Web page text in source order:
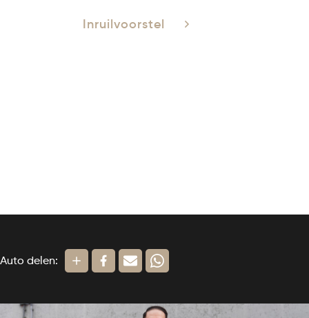
Inruilvoorstel
Auto delen: